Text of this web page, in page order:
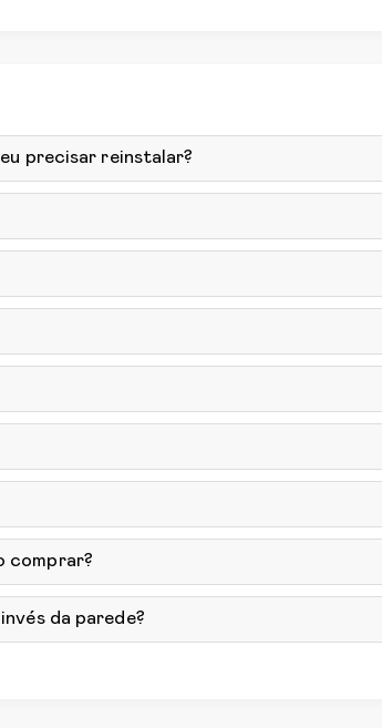
precisar reinstalar?
comprar?
da parede?